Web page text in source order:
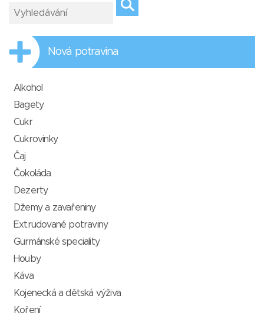
Nová potravina
Alkohol
Bagety
Cukr
Cukrovinky
Čaj
Čokoláda
Dezerty
Džemy a zavařeniny
Extrudované potraviny
Gurmánské speciality
Houby
Káva
Kojenecká a dětská výživa
Koření